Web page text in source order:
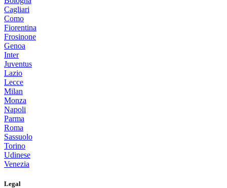
Cagliari
Como
Fiorentina
Frosinone
Genoa
Inter
Juventus
Lazio
Lecce
Milan
Monza
Napoli
Parma
Roma
Sassuolo
Torino
Udinese
Venezia
Legal